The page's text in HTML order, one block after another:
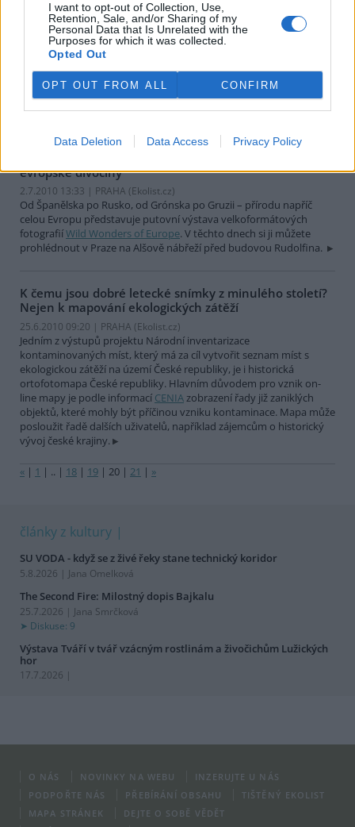
I want to opt-out of Collection, Use,
Retention, Sale, and/or Sharing of my
Personal Data that Is Unrelated with the
Purposes for which it was collected.
Opted Out
OPT OUT FROM ALL CONFIRM
Data Deletion Data Access Privacy Policy
Manuál radí, jak udělat hudební festival zeleně
16.7.2010 15:45 | PRAHA (Ekolist.cz )
Jak na festivalech šetrně hospodařit s vodou, omezit odpady, šetřit
energiemi, výhodněji nakupovat a inspirovat návštěvníky k
šetrnému chování k životnímu prostředí? Na tyto otázky odpovídá
nová publikaceobčanského sdružení Konopaurčená především
organizátorům různorodých kulturních akcí.
evropské divočiny“
2.7.2010 13:33 | PRAHA (Ekolist.cz)
Od Španělska po Rusko, od Grónska po Gruzii – přírodu napříč
celou Evropu představuje putovní výstava velkoformátových
fotografiíWild Wonders of Europe. V těchto dnech si ji můžete
prohlédnout v Praze na Alšově nábřeží před budovou Rudolfina.
K čemu jsou dobré letecké snímky z minulého století?
Nejen k mapování ekologických zátěží
25.6.2010 09:20 | PRAHA (Ekolist.cz)
Jedním z výstupů projektu Národní inventarizace
kontaminovaných míst, který má za cíl vytvořit seznam míst s
ekologickou zátěží na území České republiky, je i historická
ortofotomapa České republiky. Hlavním důvodem pro vznik on-
line mapy je podle informací CENIAzobrazení řady již zaniklých
objektů, které mohly být příčinou vzniku kontaminace. Mapa může
posloužit řadě dalších uživatelů, například zájemcům o historický
vývoj české krajiny.
« | 1 | .. | 18 | 19 | 20 | 21 | »
články z kultury
SU VODA - když se z živé řeky stane technický koridor
5.8.2026 | Jana Omelková
The Second Fire: Milostný dopis Bajkalu
25.7.2026 | Jana Smrčková
Diskuse: 9
Výstava Tváří v tvář vzácným rostlinám a živočichům Lužických
hor
17.7.2026 |
O NÁS NOVINKY NA WEBU
INZERUJTE U NÁS
PODPOŘTE NÁS
PŘEBÍRÁNÍ OBSAHU
TIŠTĚNÝ EKOLIST
MAPA STRÁNEK
DEJTE O SOBĚ VĚDĚT